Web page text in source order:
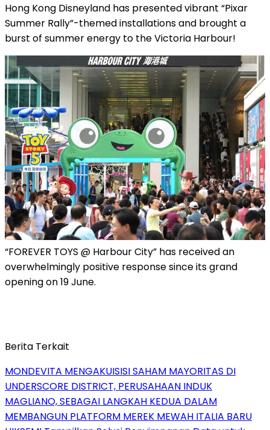
Hong Kong Disneyland has presented vibrant “Pixar
Summer Rally”-themed installations and brought a
burst of summer energy to the Victoria Harbour!
“FOREVER TOYS @ Harbour City” has received an
overwhelmingly positive response since its grand
opening on 19 June.
Berita Terkait
MONDEVITA MENGAKUISISI SAHAM MAYORITAS DI
UNDERSCORE DISTRICT, PERUSAHAAN INDUK
MAGLIANO, SEBAGAI LANGKAH KEDUA DALAM
MEMBANGUN PLATFORM MEREK MEWAH ITALIA BARU